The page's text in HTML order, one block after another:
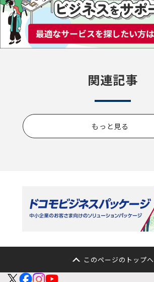
関連記事
もっと見る
このページのトップへ